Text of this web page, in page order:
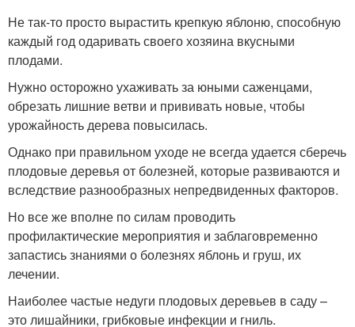
Не так-то просто вырастить крепкую яблоню, способную
каждый год одаривать своего хозяина вкусными
плодами.
Нужно осторожно ухаживать за юными саженцами,
обрезать лишние ветви и прививать новые, чтобы
урожайность дерева повысилась.
Однако при правильном уходе не всегда удается сберечь
плодовые деревья от болезней, которые развиваются и
вследствие разнообразных непредвиденных факторов.
Но все же вполне по силам проводить
профилактические мероприятия и заблаговременно
запастись знаниями о болезнях яблонь и груш, их
лечении.
Наиболее частые недуги плодовых деревьев в саду –
это лишайники, грибковые инфекции и гниль.